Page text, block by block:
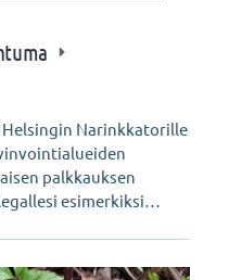
Helsingin Narinkkatorille
palkkauksen
esimerkiksi…